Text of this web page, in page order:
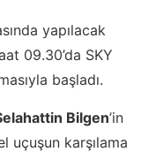
yapılacak
09.30’da SKY
başladı.
Bilgen’in
uçuşun karşılama